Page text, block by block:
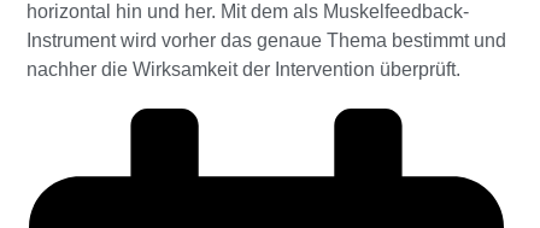
horizontal hin und her. Mit dem als Muskelfeedback-
Instrument wird vorher das genaue Thema bestimmt und
nachher die Wirksamkeit der Intervention überprüft.